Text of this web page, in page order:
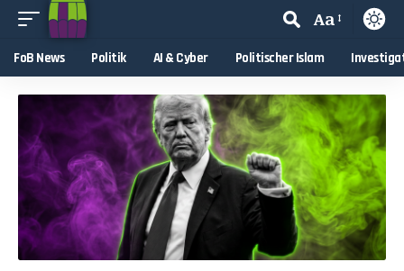
Aa
FoB News Politik AI & Cyber Politischer Islam